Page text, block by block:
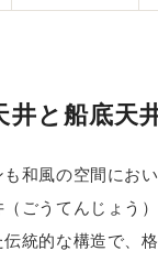
井と船底天
和風の空間にお
ごうてんじょう
統的な構造で、